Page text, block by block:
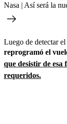
Nasa | Así será la
Luego de detectar
reprogramó el
que desistir de esa
requeridos.